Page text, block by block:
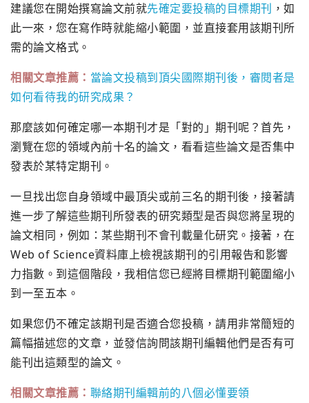
建議您在開始撰寫論文前就先確定要投稿的目標期刊 ，如
此一來，您在寫作時就能縮小範圍，並直接套用該期刊所
需的論文格式。
相關文章推薦： 當論文投稿到頂尖國際期刊後，審閱者是
如何看待我的研究成果？
那麼該如何確定哪一本期刊才是「對的」期刊呢？首先，
瀏覽在您的領域內前十名的論文，看看這些論文是否集中
發表於某特定期刊。
一旦找出您自身領域中最頂尖或前三名的期刊後，接著請
進一步了解這些期刊所發表的研究類型是否與您將呈現的
論文相同，例如：某些期刊不會刊載量化研究。接著，在
Web of Science資料庫上檢視該期刊的引用報告和影響
力指數。到這個階段，我相信您已經將目標期刊範圍縮小
到一至五本。
如果您仍不確定該期刊是否適合您投稿，請用非常簡短的
篇幅描述您的文章，並發信詢問該期刊編輯他們是否有可
能刊出這類型的論文。
相關文章推薦： 聯絡期刊編輯前的八個必懂要領